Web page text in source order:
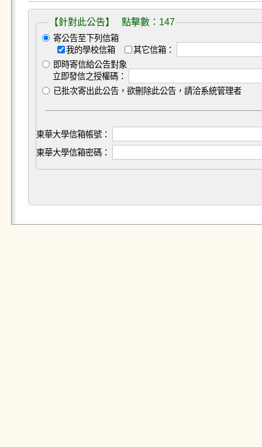
【針對此公告】 點擊數：147
寄公告至下列信箱
我的學校信箱
其它信箱：
即時寄信給公告對象
立即發信之授權碼：
已批次寄出此公告，欲刪除此公告，請洽系統管理者
東華大學信箱帳號：
東華大學信箱密碼：